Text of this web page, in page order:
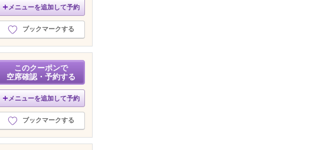
メニューを追加して予約
ブックマークする
このクーポンで
空席確認・予約する
メニューを追加して予約
ブックマークする